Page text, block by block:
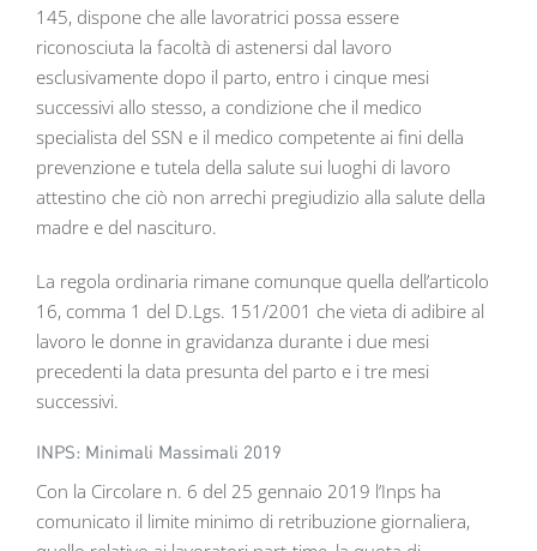
145, dispone che alle lavoratrici possa essere
riconosciuta la facoltà di astenersi dal lavoro
esclusivamente dopo il parto, entro i cinque mesi
successivi allo stesso, a condizione che il medico
specialista del SSN e il medico competente ai fini della
prevenzione e tutela della salute sui luoghi di lavoro
attestino che ciò non arrechi pregiudizio alla salute della
madre e del nascituro.
La regola ordinaria rimane comunque quella dell’articolo
16, comma 1 del D.Lgs. 151/2001 che vieta di adibire al
lavoro le donne in gravidanza durante i due mesi
precedenti la data presunta del parto e i tre mesi
successivi.
INPS: Minimali Massimali 2019
Con la Circolare n. 6 del 25 gennaio 2019 l’Inps ha
comunicato il limite minimo di retribuzione giornaliera,